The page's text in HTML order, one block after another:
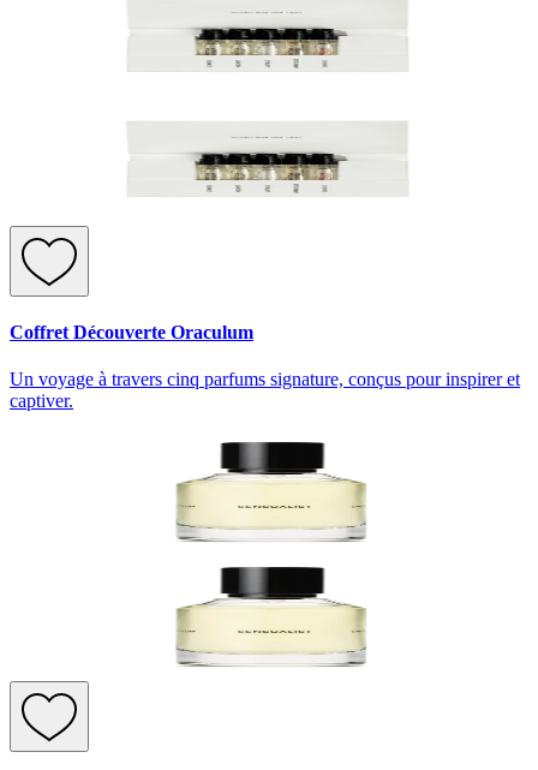
Coffret Découverte Oraculum
Un voyage à travers cinq parfums signature, conçus pour inspirer et
captiver.